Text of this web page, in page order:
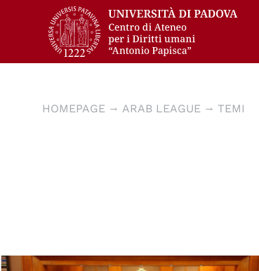
HOMEPAGE ARAB LEAGUE TEMI
© Look Lex Encyclopaedia